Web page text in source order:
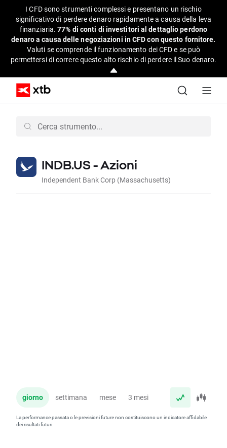
I CFD sono strumenti complessi e presentano un rischio
significativo di perdere denaro rapidamente a causa della leva
finanziaria.77% di conti di investitori al dettaglio perdono
denaro a causa delle negoziazioni in CFD con questo fornitore.
Valuti se comprende il funzionamento dei CFD e se può
permettersi di correre questo alto rischio di perdere il Suo denaro.
INDB.US - Azioni
Independent Bank Corp (Massachusetts)
giorno settimana mese 3 mesi anno
La performance passata o le previsioni future non costituiscono un indicatore affidabile
dei risultati futuri.